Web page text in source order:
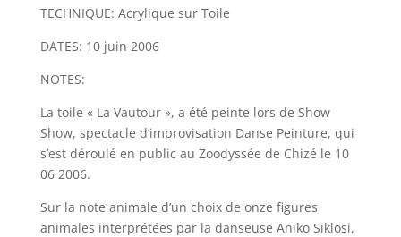
TECHNIQUE: Acrylique sur Toile
DATES: 10 juin 2006
NOTES:
La toile « La Vautour », a été peinte lors de Show
Show, spectacle d’improvisation Danse Peinture, qui
s’est déroulé en public au Zoodyssée de Chizé le 10
06 2006.
Sur la note animale d’un choix de onze figures
animales interprétées par la danseuse Aniko Siklosi,